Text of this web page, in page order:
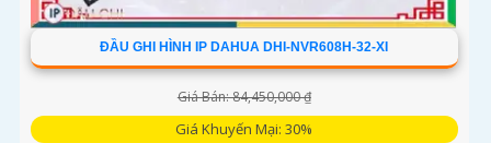
ĐẦU GHI HÌNH IP DAHUA DHI-NVR608H-32-XI
Giá Bán: 84,450,000 ₫
Giá Khuyến Mại: 30%